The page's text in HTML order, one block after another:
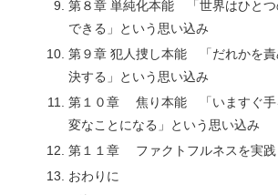
第８章 単純化本能 「世界はひとつ
できる」という思い込み
第９章 犯人捜し本能 「だれかを責
決する」という思い込み
第１０章 焦り本能 「いますぐ手
変なことになる」という思い込み
第１１章 ファクトフルネスを実践
おわりに